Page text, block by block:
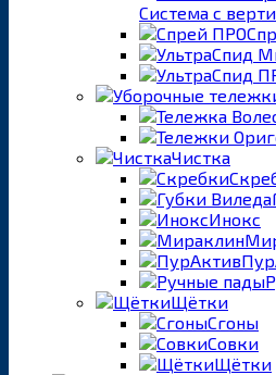
Система с
Чистка
Инокс
Щётки
Сгоны
Совки
Щётки